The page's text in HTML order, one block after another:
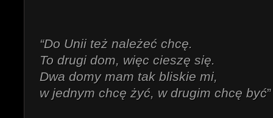
“Do Unii też należeć chcę.
To drugi dom, więc cieszę się.
Dwa domy mam tak bliskie mi,
w jednym chcę żyć, w drugim chcę być”